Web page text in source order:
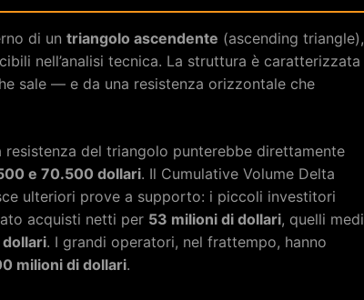
di un triangolo ascendente (ascending triangle),
nell’analisi tecnica. La struttura è caratterizzata
sale — e da una resistenza orizzontale che
del triangolo punterebbe direttamente
e 70.500 dollari. Il Cumulative Volume Delta
ulteriori prove a supporto: i piccoli investitori
acquisti netti per 53 milioni di dollari, quelli medi
dollari. I grandi operatori, nel frattempo, hanno
milioni di dollari.